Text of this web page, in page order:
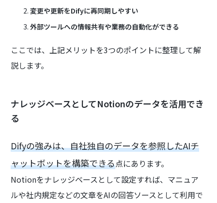
変更や更新をDifyに再同期しやすい
外部ツールへの情報共有や業務の自動化ができる
ここでは、上記メリットを3つのポイントに整理して解
説します。
ナレッジベースとしてNotionのデータを活用でき
る
Difyの強みは、自社独自のデータを参照したAIチ
ャットボットを構築できる点にあります。
Notionをナレッジベースとして設定すれば、マニュア
ルや社内規定などの文章をAIの回答ソースとして利用で